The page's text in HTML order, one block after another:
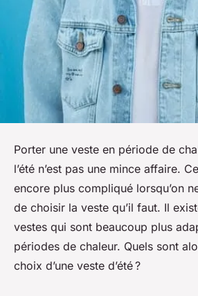
Porter une veste en période de
l’été n’est pas une mince affaire.
encore plus compliqué lorsqu’on
de choisir la veste qu’il faut. Il
vestes qui sont beaucoup plus
périodes de chaleur. Quels sont
choix d’une veste d’été ?